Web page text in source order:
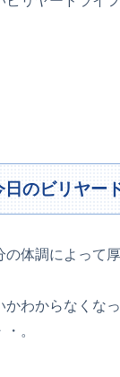
のビリヤー
体調によって厚
かわからなくな
。